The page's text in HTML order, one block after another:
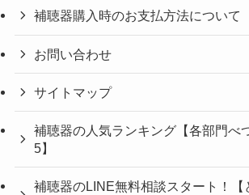
補聴器購入時のお支払方法について
お問い合わせ
サイトマップ
補聴器の人気ランキング【各部門べ
5】
補聴器のLINE無料相談スタート！【